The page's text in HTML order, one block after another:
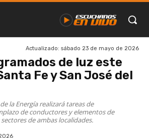
Actualizado: sábado 23 de mayo de 2026
de luz este
Fe y San José del
la Energía realizará tareas de
de conductores y elementos de
de ambas localidades.